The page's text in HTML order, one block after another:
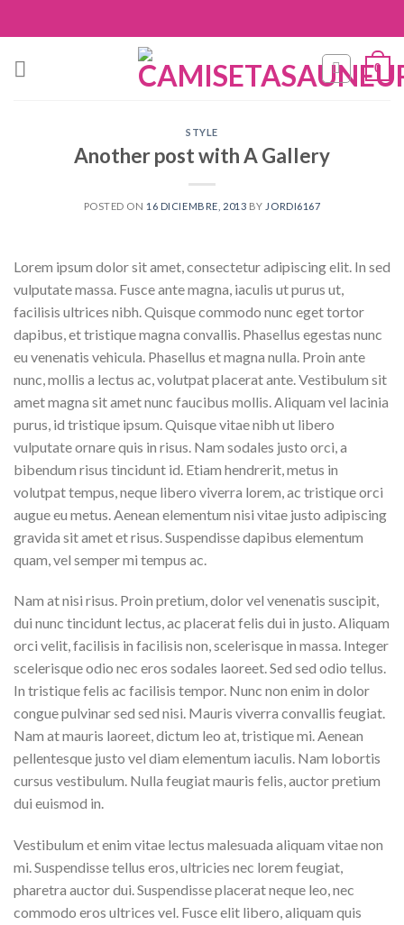
to
0
STYLE
Another post with A Gallery
POSTED ON 16 DICIEMBRE, 2013 BY JORDI6167
Lorem ipsum dolor sit amet, consectetur adipiscing elit. In sed
vulputate massa. Fusce ante magna, iaculis ut purus ut,
facilisis ultrices nibh. Quisque commodo nunc eget tortor
dapibus, et tristique magna convallis. Phasellus egestas nunc
eu venenatis vehicula. Phasellus et magna nulla. Proin ante
nunc, mollis a lectus ac, volutpat placerat ante. Vestibulum sit
amet magna sit amet nunc faucibus mollis. Aliquam vel lacinia
purus, id tristique ipsum. Quisque vitae nibh ut libero
vulputate ornare quis in risus. Nam sodales justo orci, a
bibendum risus tincidunt id. Etiam hendrerit, metus in
volutpat tempus, neque libero viverra lorem, ac tristique orci
augue eu metus. Aenean elementum nisi vitae justo adipiscing
gravida sit amet et risus. Suspendisse dapibus elementum
quam, vel semper mi tempus ac.
Nam at nisi risus. Proin pretium, dolor vel venenatis suscipit,
dui nunc tincidunt lectus, ac placerat felis dui in justo. Aliquam
orci velit, facilisis in facilisis non, scelerisque in massa. Integer
scelerisque odio nec eros sodales laoreet. Sed sed odio tellus.
In tristique felis ac facilisis tempor. Nunc non enim in dolor
congue pulvinar sed sed nisi. Mauris viverra convallis feugiat.
Nam at mauris laoreet, dictum leo at, tristique mi. Aenean
pellentesque justo vel diam elementum iaculis. Nam lobortis
cursus vestibulum. Nulla feugiat mauris felis, auctor pretium
dui euismod in.
Vestibulum et enim vitae lectus malesuada aliquam vitae non
mi. Suspendisse tellus eros, ultricies nec lorem feugiat,
pharetra auctor dui. Suspendisse placerat neque leo, nec
commodo eros ultrices vel. Fusce elit libero, aliquam quis